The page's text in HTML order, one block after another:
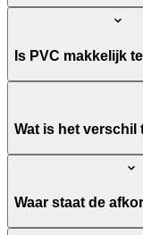
Is PVC makkelijk
Wat is het verschil
Waar staat de